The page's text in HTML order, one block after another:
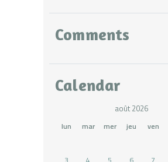
Comments
Calendar
août 2026
lun mar mer jeu ven